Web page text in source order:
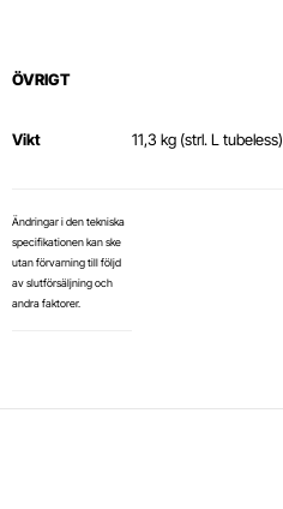
ÖVRIGT
Vikt 11,3 kg (strl. L tubeless)
Ändringar i den tekniska
specifikationen kan ske
utan förvarning till följd
av slutförsäljning och
andra faktorer.